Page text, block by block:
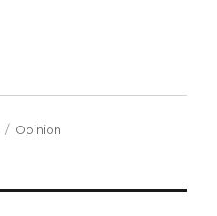
Categories
Opinion